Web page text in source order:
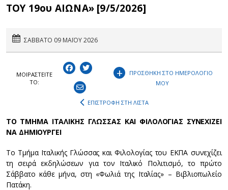
ΤΟΥ 19ου ΑΙΩΝΑ» [9/5/2026]
ΣΑΒΒΑΤΟ 09 ΜΑΪΟΥ 2026
ΜΟΙΡΑΣΤEIΤΕ
ΤΟ:
+
ΠΡΟΣΘΗΚΗ ΣΤΟ ΗΜΕΡΟΛΟΓΙΟ
ΜΟΥ
ΕΠΙΣΤΡΟΦΗ ΣΤΗ ΛΙΣΤΑ
ΤΟ ΤΜΗΜΑ ΙΤΑΛΙΚΗΣ ΓΛΩΣΣΑΣ ΚΑΙ ΦΙΛΟΛΟΓΙΑΣ ΣΥΝΕΧΙΖΕΙ
ΝΑ ΔΗΜΙΟΥΡΓΕΙ
Το Τμήμα Ιταλικής Γλώσσας και Φιλολογίας του ΕΚΠΑ συνεχίζει
τη σειρά εκδηλώσεων για τον Ιταλικό Πολιτισμό, το πρώτο
Σάββατο κάθε μήνα, στη «Φωλιά της Ιταλίας» – Βιβλιοπωλείο
Πατάκη.